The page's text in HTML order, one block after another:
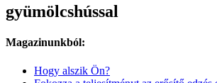
gyümölcshússal
Magazinunkból:
Hogy alszik Ön?